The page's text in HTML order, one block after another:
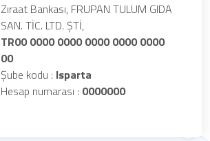
Zıraat Bankası, FRUPAN TULUM GIDA
SAN. TİC. LTD. ŞTİ,
TR00 0000 0000 0000 0000 0000
00
Şube kodu : Isparta
Hesap numarası : 0000000